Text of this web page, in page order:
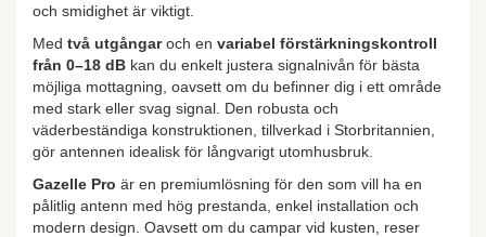
och smidighet är viktigt.
Med två utgångaroch en variabel förstärkningskontroll
från 0–18 dB kan du enkelt justera signalnivån för bästa
möjliga mottagning, oavsett om du befinner dig i ett område
med stark eller svag signal. Den robusta och
väderbeständiga konstruktionen, tillverkad i Storbritannien,
gör antennen idealisk för långvarigt utomhusbruk.
Gazelle Pro är en premiumlösning för den som vill ha en
pålitlig antenn med hög prestanda, enkel installation och
modern design. Oavsett om du campar vid kusten, reser